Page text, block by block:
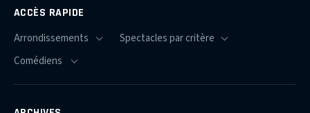
ACCÈS RAPIDE